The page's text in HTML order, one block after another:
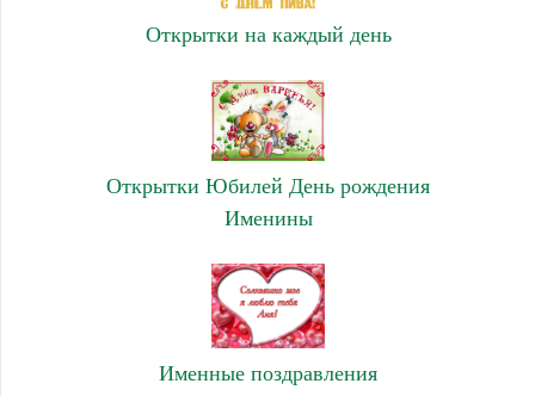
Открытки на каждый день
Открытки Юбилей День рождения
Именины
Именные поздравления